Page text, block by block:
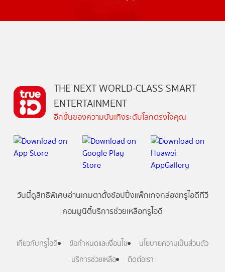
THE NEXT WORLD-CLASS SMART
ENTERTAINMENT
อีกขั้นของความบันเทิงระดับโลกตรงใจคุณ
วันนี้ดูสิทธิพิเศษอ่านเกมตาตั้งช้อปปิ้งแพ็กเกจกล่องทรูไอดีทีวี
คอมมูนิตี้บริการช่วยเหลือทรูไอดี
เกี่ยวกับทรูไอดี ข้อกำหนดและเงื่อนไข
นโยบายความเป็นส่วนตัว
บริการช่วยเหลือ
ติดต่อเรา